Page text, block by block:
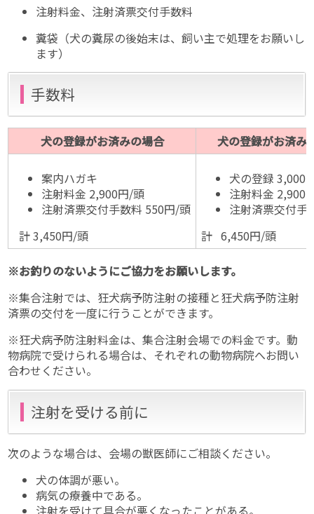
注射料金、注射済票交付手数料
糞袋（犬の糞尿の後始末は、飼い主で処理をお願いし
ます）
手数料
犬の登録がお済みの場合 犬の登録がお済み
案内ハガキ
注射料金 2,900円/頭
注射済票交付手数料 550円/頭
計 3,450円/頭
犬の登録 3,000
注射料金 2,900
注射済票交付手
計 6,450円/頭
※お釣りのないようにご協力をお願いします。
※集合注射では、狂犬病予防注射の接種と狂犬病予防注射
済票の交付を一度に行うことができます。
※狂犬病予防注射料金は、集合注射会場での料金です。動
物病院で受けられる場合は、それぞれの動物病院へお問い
合わせください。
注射を受ける前に
次のような場合は、会場の獣医師にご相談ください。
犬の体調が悪い。
病気の療養中である。
注射を受けて具合が悪くなったことがある。